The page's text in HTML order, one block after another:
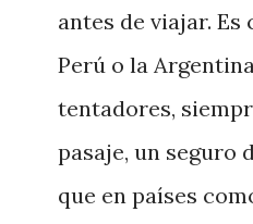
antes de viajar.
Perú o la
tentadores,
pasaje, un seguro
que en países